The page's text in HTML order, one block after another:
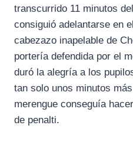
transcurrido 11 minutos
consiguió adelantarse en
cabezazo inapelable de
portería defendida por el
duró la alegría a los
tan solo unos minutos
merengue conseguía
de penalti.